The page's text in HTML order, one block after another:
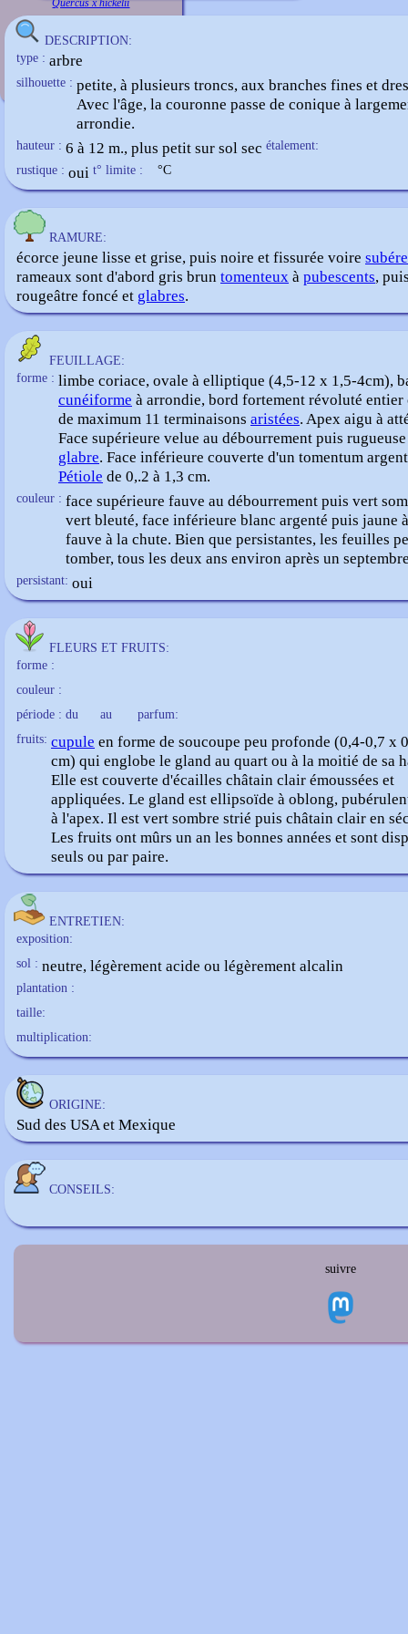
Quercus x hickelii
DESCRIPTION:
type : arbre
silhouette : petite, à plusieurs troncs, aux branches fines et
Avec l'âge, la couronne passe de conique à
arrondie.
hauteur : 6 à 12 m., plus petit sur sol sec étalement:
rustique : oui t° limite : °C
RAMURE:
écorce jeune lisse et grise, puis noire et fissurée voire
rameaux sont d'abord gris brun tomenteux à pubescents,
rougeâtre foncé et glabres.
FEUILLAGE:
forme : limbe coriace, ovale à elliptique (4,5-12 x 1,5-4cm),
cunéiforme à arrondie, bord fortement révoluté entier
de maximum 11 terminaisons aristées. Apex aigu à
Face supérieure velue au débourrement puis
glabre. Face inférieure couverte d'un tomentum
Pétiole de 0,.2 à 1,3 cm.
couleur : face supérieure fauve au débourrement puis vert
vert bleuté, face inférieure blanc argenté puis jaune
fauve à la chute. Bien que persistantes, les feuilles
tomber, tous les deux ans environ après un
persistant: oui
FLEURS ET FRUITS:
forme :
couleur :
période : du
au
parfum:
fruits: cupule en forme de soucoupe peu profonde (0,4-0,7 x
cm) qui englobe le gland au quart ou à la moitié de sa
Elle est couverte d'écailles châtain clair émoussées et
appliquées. Le gland est ellipsoïde à oblong,
à l'apex. Il est vert sombre strié puis châtain clair en
Les fruits ont mûrs un an les bonnes années et sont
seuls ou par paire.
ENTRETIEN:
exposition:
sol : neutre, légèrement acide ou légèrement alcalin
plantation :
taille:
multiplication:
ORIGINE:
Sud des USA et Mexique
CONSEILS:
suivre